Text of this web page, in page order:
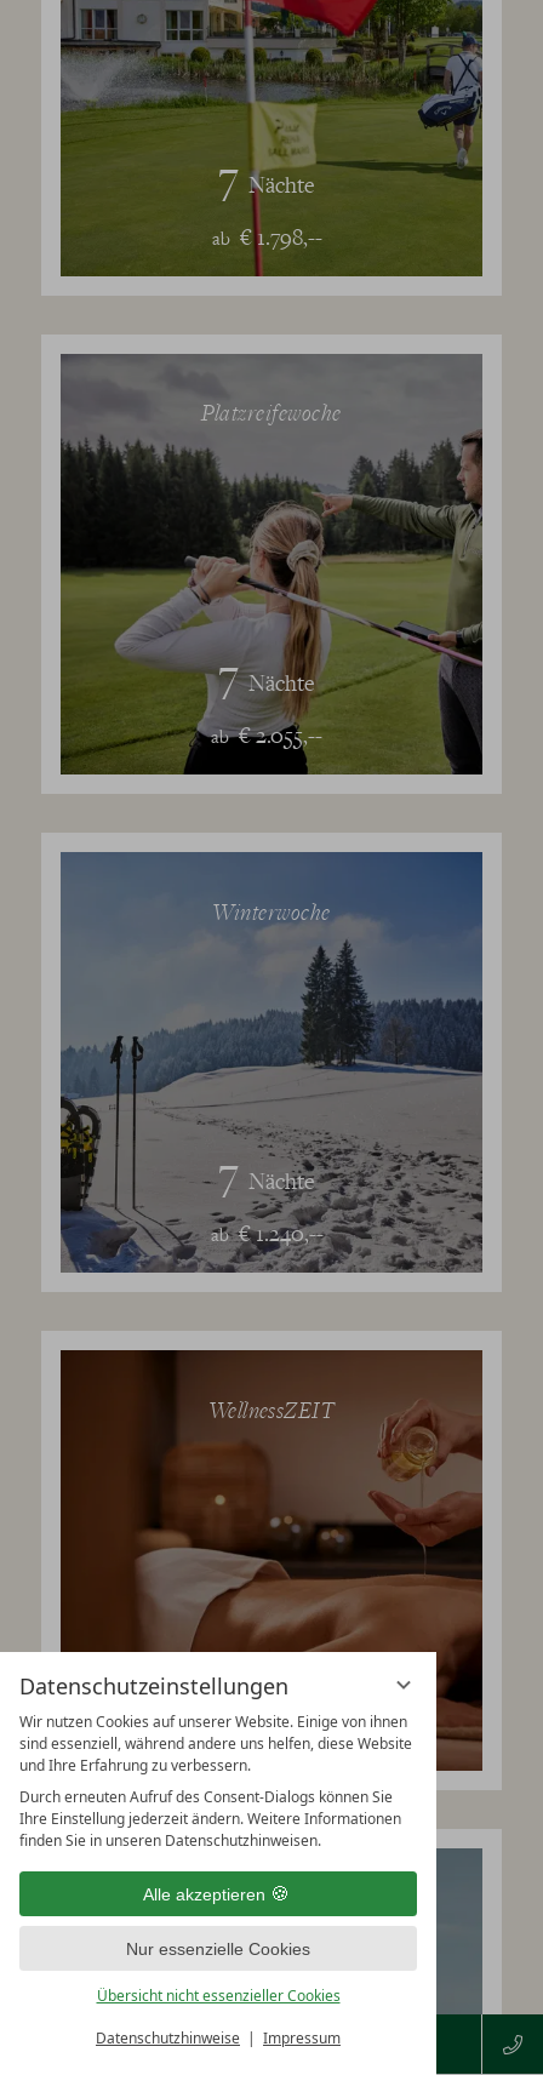
Datenschutzeinstellungen
Wir nutzen Cookies auf unserer Website. Einige von ihnen
sind essenziell, während andere uns helfen, diese Website
und Ihre Erfahrung zu verbessern.
Durch erneuten Aufruf des Consent-Dialogs können Sie
Ihre Einstellung jederzeit ändern. Weitere Informationen
finden Sie in unseren Datenschutzhinweisen.
Alle akzeptieren
Nur essenzielle Cookies
Übersicht nicht essenzieller Cookies
Datenschutzhinweise Impressum
VERFÜGBARKEIT PRÜFEN
Hanusel Urlaub: Eine ganze
Woche Nichtstun
WellnessZEIT
7 Nächte
ab € 1.419,--
7 Nächte
ab € 1.798,--
Platzreifewoche
7 Nächte
ab € 2.055,--
Winterwoche
7 Nächte
ab € 1.240,--